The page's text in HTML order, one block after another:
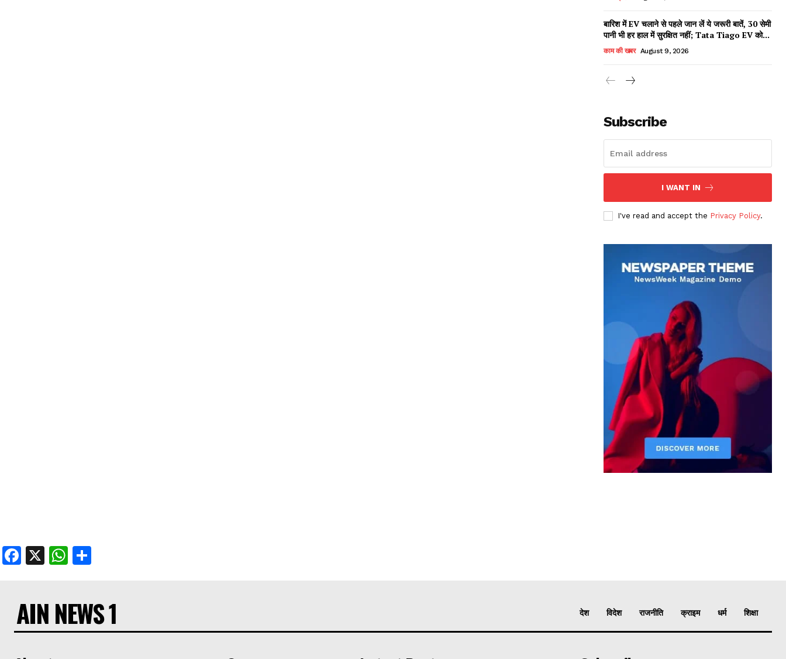
बारिश में EV चलाने से पहले जान लें ये जरूरी बातें, 30 सेमी
पानी भी हर हाल में सुरक्षित नहीं; Tata Tiago EV को...
काम की खबर August 9, 2026
Subscribe
I WANT IN
I've read and accept the Privacy Policy.
Facebook
X WhatsApp
AIN NEWS 1 देश विदेश राजनीति क्राइम धर्म शिक्षा